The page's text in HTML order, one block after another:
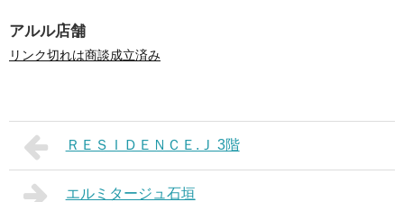
アルル店舗
リンク切れは商談成立済み
ＲＥＳＩＤＥＮＣＥ.Ｊ 3階
エルミタージュ石垣